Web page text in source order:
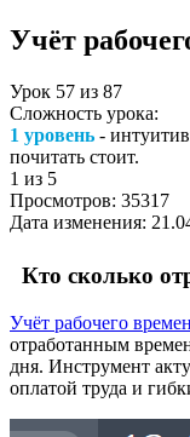
Учёт
Урок 57 из 87
Сложность урока:
1 уровень -
почитать стоит.
1 из 5
Просмотров: 35317
Дата изменения:
Кто сколько
Учёт рабочего
отработанным
дня. Инструмент
оплатой труда и